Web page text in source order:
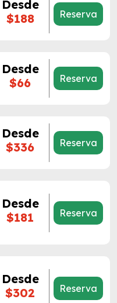
Desde
$188
Reserva
Desde
$66
Reserva
Desde
$336
Reserva
Desde
$181
Reserva
Desde
$302
Reserva